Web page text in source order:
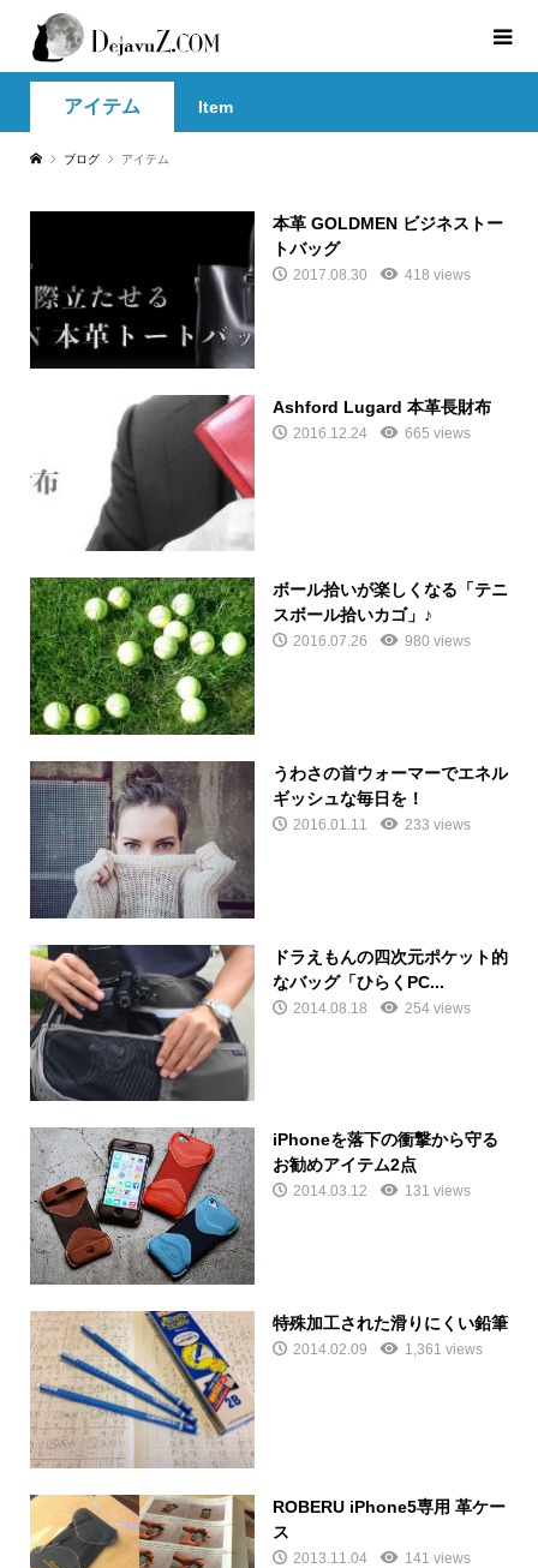
アイテム Item
ブログ アイテム
本革 GOLDMEN ビジネストー
トバッグ
2017.08.30 418 views
Ashford Lugard 本革長財布
2016.12.24 665 views
ボール拾いが楽しくなる「テニ
スボール拾いカゴ」♪
2016.07.26 980 views
うわさの首ウォーマーでエネル
ギッシュな毎日を！
2016.01.11 233 views
ドラえもんの四次元ポケット的
なバッグ「ひらくPC...
2014.08.18 254 views
iPhoneを落下の衝撃から守る
お勧めアイテム2点
2014.03.12 131 views
特殊加工された滑りにくい鉛筆
2014.02.09 1,361 views
ROBERU iPhone5専用 革ケー
ス
2013.11.04 141 views